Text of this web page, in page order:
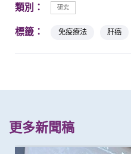
類別： 研究
標籤： 免疫療法 肝癌
更多新聞稿